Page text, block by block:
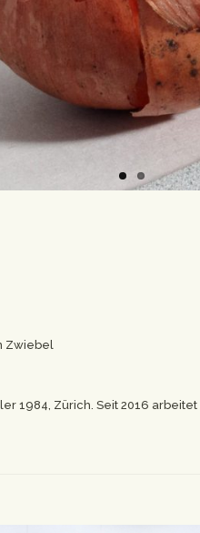
Zwiebel
1984, Zürich. Seit 2016